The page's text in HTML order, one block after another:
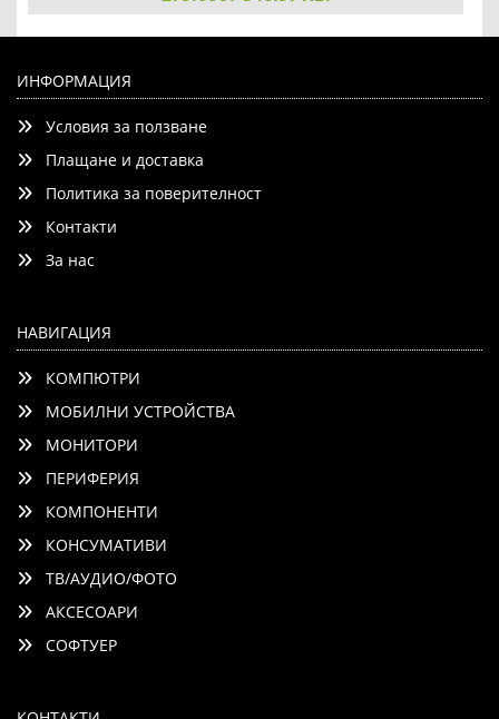
ИНФОРМАЦИЯ
Условия за ползване
Плащане и доставка
Политика за поверителност
Контакти
За нас
НАВИГАЦИЯ
КОМПЮТРИ
МОБИЛНИ УСТРОЙСТВА
МОНИТОРИ
ПЕРИФЕРИЯ
КОМПОНЕНТИ
КОНСУМАТИВИ
ТВ/АУДИО/ФОТО
АКСЕСОАРИ
СОФТУЕР